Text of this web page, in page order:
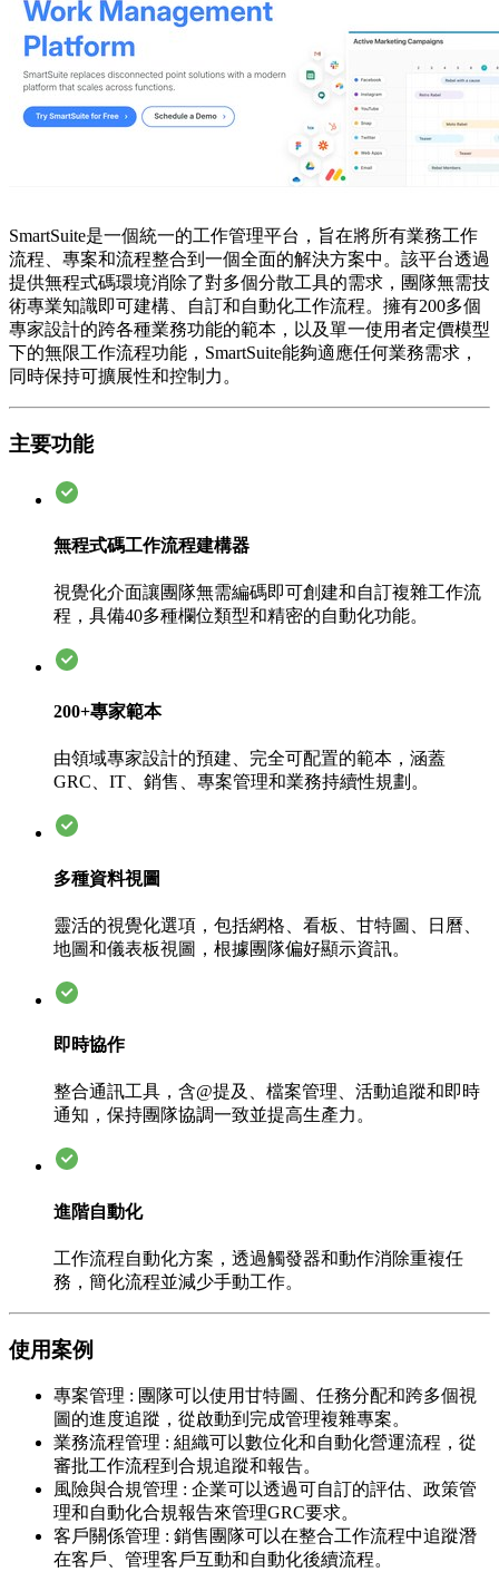
SmartSuite是一個統一的工作管理平台，旨在將所有業務工作
流程、專案和流程整合到一個全面的解決方案中。該平台透過
提供無程式碼環境消除了對多個分散工具的需求，團隊無需技
術專業知識即可建構、自訂和自動化工作流程。擁有200多個
專家設計的跨各種業務功能的範本，以及單一使用者定價模型
下的無限工作流程功能，SmartSuite能夠適應任何業務需求，
同時保持可擴展性和控制力。
主要功能
無程式碼工作流程建構器
視覺化介面讓團隊無需編碼即可創建和自訂複雜工作流
程，具備40多種欄位類型和精密的自動化功能。
200+專家範本
由領域專家設計的預建、完全可配置的範本，涵蓋
GRC、IT、銷售、專案管理和業務持續性規劃。
多種資料視圖
靈活的視覺化選項，包括網格、看板、甘特圖、日曆、
地圖和儀表板視圖，根據團隊偏好顯示資訊。
即時協作
整合通訊工具，含@提及、檔案管理、活動追蹤和即時
通知，保持團隊協調一致並提高生產力。
進階自動化
工作流程自動化方案，透過觸發器和動作消除重複任
務，簡化流程並減少手動工作。
使用案例
專案管理 : 團隊可以使用甘特圖、任務分配和跨多個視
圖的進度追蹤，從啟動到完成管理複雜專案。
業務流程管理 : 組織可以數位化和自動化營運流程，從
審批工作流程到合規追蹤和報告。
風險與合規管理 : 企業可以透過可自訂的評估、政策管
理和自動化合規報告來管理GRC要求。
客戶關係管理 : 銷售團隊可以在整合工作流程中追蹤潛
在客戶、管理客戶互動和自動化後續流程。